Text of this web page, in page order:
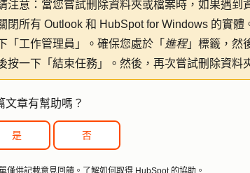
注意： 當您嘗試刪除資料夾或檔案時，如果遇
閉所有 Outlook 和 HubSpot for Windows 的實體
「 工作管理員」 。確保您處於「 進程」標籤，然
按一下「 結束任務 」。然後，再次嘗試刪除資料
文章有幫助嗎？
是 否
僅供記載意見回饋。 了解如何取得 HubSpot 的協助 。